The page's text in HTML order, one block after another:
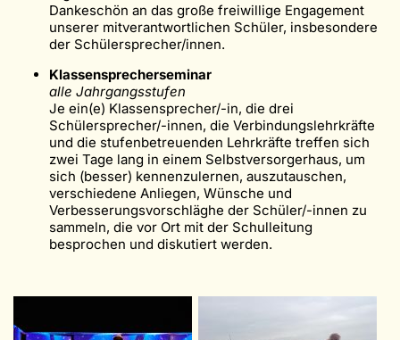
Dankeschön an das große freiwillige Engagement
unserer mitverantwortlichen Schüler, insbesondere
der Schülersprecher/innen.
Klassensprecherseminar
alle Jahrgangsstufen
Je ein(e) Klassensprecher/-in, die drei
Schülersprecher/-innen, die Verbindungslehrkräfte
und die stufenbetreuenden Lehrkräfte treffen sich
zwei Tage lang in einem Selbstversorgerhaus, um
sich (besser) kennenzulernen, auszutauschen,
verschiedene Anliegen, Wünsche und
Verbesserungsvorschläghe der Schüler/-innen zu
sammeln, die vor Ort mit der Schulleitung
besprochen und diskutiert werden.